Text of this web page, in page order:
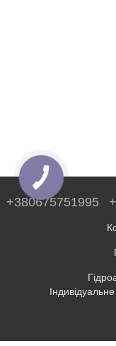
+380675751995